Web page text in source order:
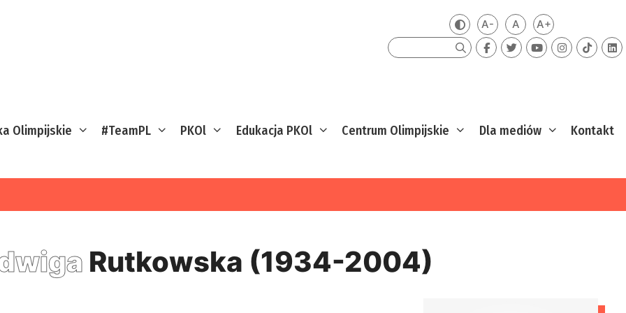
Zmień kontrast
A-Mniejsza czcionka
ADomyślna czcionka
A+Większa
Szukaj
Olimpijskie #TeamPL PKOl Edukacja PKOl Centrum Olimpijskie Dla mediów Kontakt
Rutkowska (1934-2004)